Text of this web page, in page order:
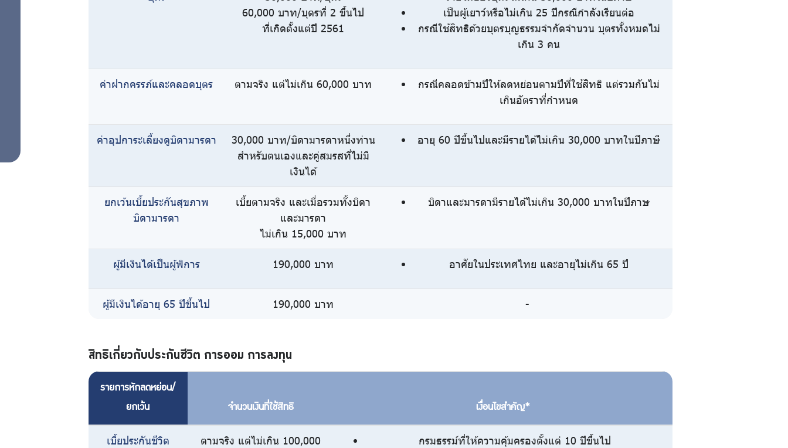
60,000 บาท/บุตรที่ 2 ขึ้นไป
ที่เกิดตั้งแต่ปี 2561
เป็นผู้เยาว์หรือไม่เกิน 25 ปีกรณีกำลังเรียนต่อ
กรณีใช้สิทธิด้วยบุตรบุญธรรมจำกัดจำนวน บุตรทั้งหมดไม่
เกิน 3 คน
ค่าฝากครรภ์และคลอดบุตร ตามจริง แต่ไม่เกิน 60,000 บาท
กรณีคลอดข้ามปีให้ลดหย่อนตามปีที่ใช้สิทธิ แต่รวมกันไม่
เกินอัตราที่กำหนด
ค่าอุปการะเลี้ยงดูบิดามารดา
30,000 บาท/บิดามารดาหนึ่งท่าน
สำหรับตนเองและคู่สมรสที่ไม่มี
เงินได้
อายุ 60 ปีขึ้นไปและมีรายได้ไม่เกิน 30,000 บาทในปีภาษี
ยกเว้นเบี้ยประกันสุขภาพ
บิดามารดา
เบี้ยตามจริง และเมื่อรวมทั้งบิดา
และมารดา
ไม่เกิน 15,000 บาท
บิดาและมารดามีรายได้ไม่เกิน 30,000 บาทในปีภาษ
ผู้มีเงินได้เป็นผู้พิการ 190,000 บาท อาศัยในประเทศไทย และอายุไม่เกิน 65 ปี
ผู้มีเงินได้อายุ 65 ปีขึ้นไป 190,000 บาท -
สิทธิเกี่ยวกับประกันชีวิต การออม การลงทุน
รายการหักลดหย่อน/
ยกเว้น จำนวนเงินที่ใช้สิทธิ เงื่อนไขสำคัญ*
เบี้ยประกันชีวิต
ตามจริง แต่ไม่เกิน 100,000
กรมธรรม์ที่ให้ความคุ้มครองตั้งแต่ 10 ปีขึ้นไป